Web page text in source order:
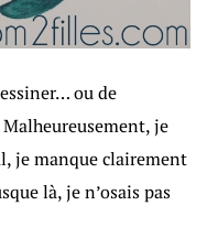
ou de
je
je manque clairement
là, je n’osais pas